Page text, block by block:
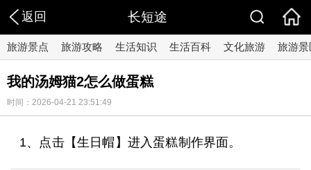
返回 长短途
旅游景点 旅游攻略 生活知识 生活百科 文化旅游 旅游景
我的汤姆猫2怎么做蛋糕
时间：2026-04-21 23:51:49
1、点击【生日帽】进入蛋糕制作界面。